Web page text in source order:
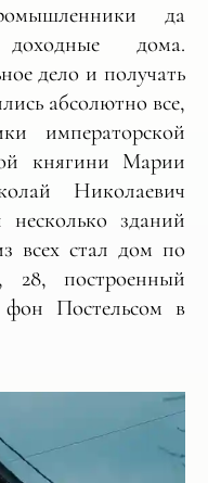
да
дома.
дело и получать
абсолютно все,
императорской
княгини Марии
Николаевич
несколько зданий
всех стал дом по
28, построенный
Постельсом в